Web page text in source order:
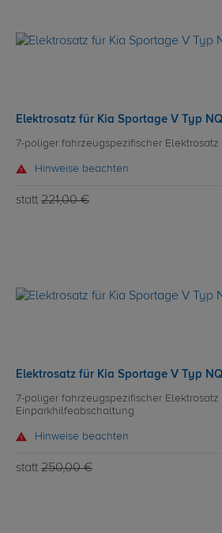
Elektrosatz für Kia Sportage V Typ
7-poliger fahrzeugspezifischer Elektrosatz
Hinweise beachten
statt 221,00 €
Elektrosatz für Kia Sportage V Typ
7-poliger fahrzeugspezifischer Elektrosatz
Einparkhilfeabschaltung
Hinweise beachten
statt 250,00 €